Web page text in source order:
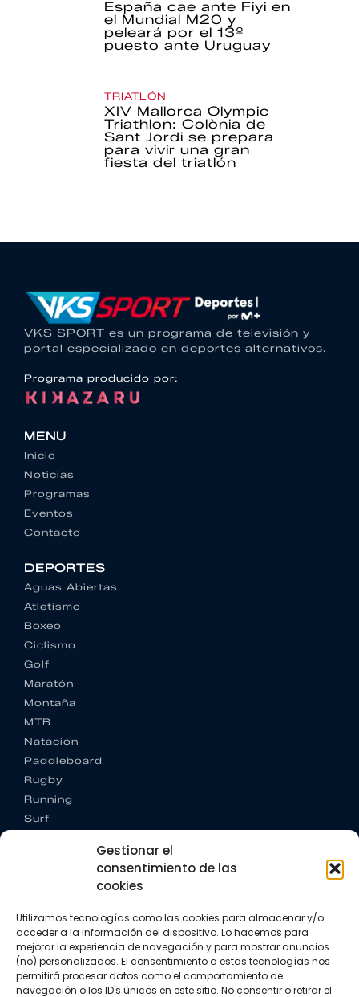
Gestionar el
consentimiento de las
cookies
Utilizamos tecnologías como las cookies para almacenar y/o
acceder a la información del dispositivo. Lo hacemos para
mejorar la experiencia de navegación y para mostrar anuncios
(no) personalizados. El consentimiento a estas tecnologías nos
permitirá procesar datos como el comportamiento de
navegación o los ID's únicos en este sitio. No consentir o retirar el
España cae ante Fiyi en
el Mundial M20 y
peleará por el 13º
puesto ante Uruguay
TRIATLÓN
XIV Mallorca Olympic
Triathlon: Colònia de
Sant Jordi se prepara
para vivir una gran
fiesta del triatlón
VKS SPORT es un programa de televisión y
portal especializado en deportes alternativos.
Programa producido por:
MENU
Inicio
Noticias
Programas
Eventos
Contacto
DEPORTES
Aguas Abiertas
Atletismo
Boxeo
Ciclismo
Golf
Maratón
Montaña
MTB
Natación
Paddleboard
Rugby
Running
Surf
CONTACTO
+34 662 342 177
info@vkssport.com
SÍGUENOS